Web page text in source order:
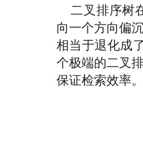
二叉排序树
向一个方向偏
相当于退化成
个极端的二叉
保证检索效率